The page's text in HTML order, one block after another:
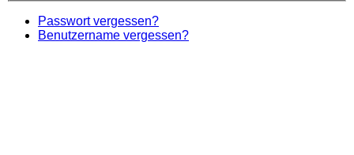
Passwort vergessen?
Benutzername vergessen?